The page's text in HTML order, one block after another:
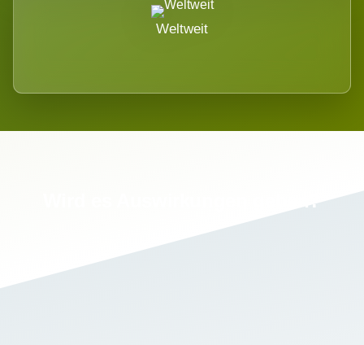
Weltweit
Wird es Auswirkungen geben?